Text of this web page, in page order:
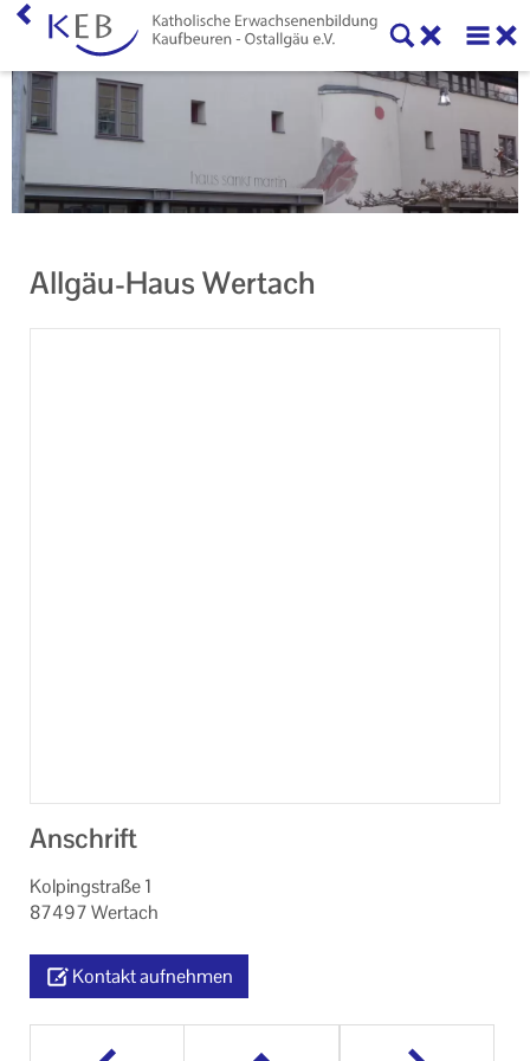
Allgäu-Haus Wertach
Anschrift
Kolpingstraße 1
87497 Wertach
Kontakt aufnehmen
Home
KEB Kaufbeuren
Unser Auftrag
Ihr Kontakt zu uns